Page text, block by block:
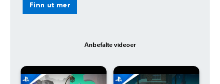
Finn ut mer
Anbefalte videoer